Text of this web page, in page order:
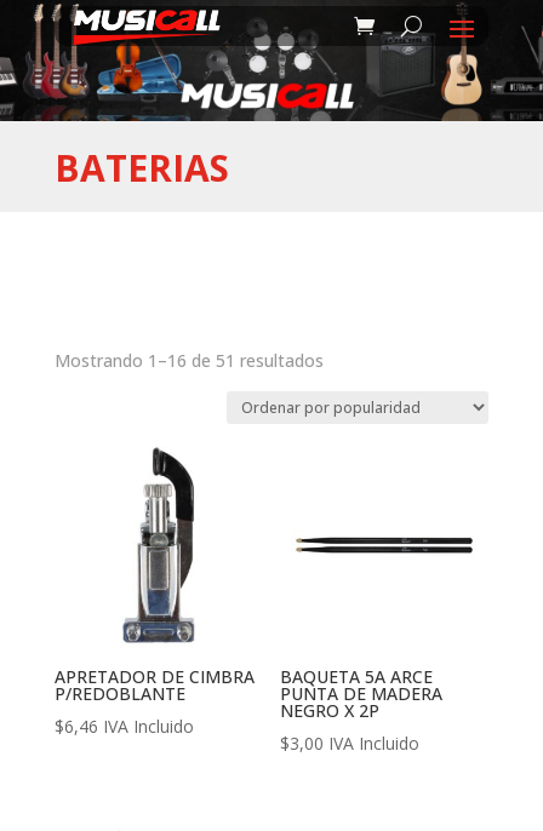
BATERIAS
Mostrando 1–16 de 51 resultadosOrdenado
popularidad
APRETADOR DE CIMBRA
P/REDOBLANTE
$6,46 IVA Incluido
BAQUETA 5A ARCE
PUNTA DE MADERA
NEGRO X 2P
$3,00 IVA Incluido